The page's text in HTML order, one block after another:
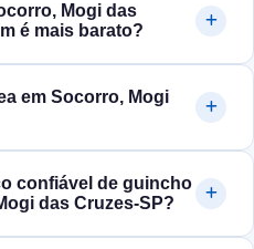
Mogi das
é mais barato?
em Socorro, Mogi
confiável de guincho
das Cruzes‑SP?